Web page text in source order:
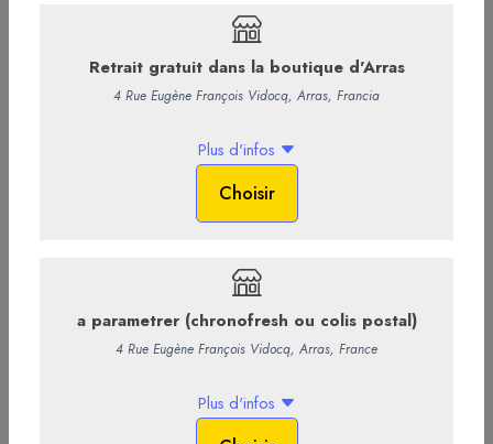
HYSOPE Ginger Beer grande
4,95 €/ Bouteille
+ Ajouter au panier
Infos supp.